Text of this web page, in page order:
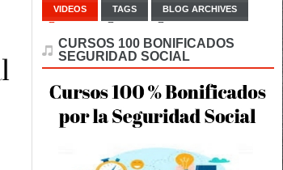
VIDEOS TAGS BLOG ARCHIVES
CURSOS 100 BONIFICADOS
SEGURIDAD SOCIAL